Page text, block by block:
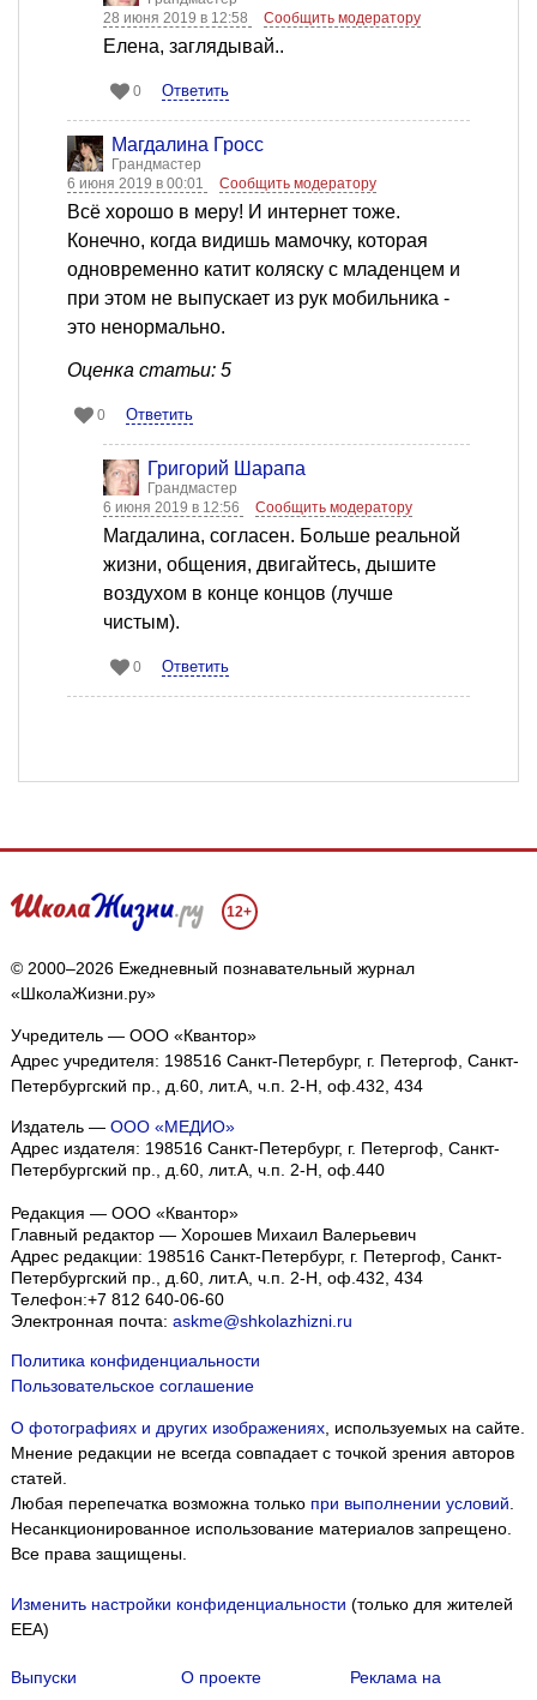
28 июня 2019 в 12:58
Сообщить модератору
Елена, заглядывай..
0 Ответить
Магдалина Гросс
Грандмастер
6 июня 2019 в 00:01
Сообщить модератору
Всё хорошо в меру! И интернет тоже.
Конечно, когда видишь мамочку, которая
одновременно катит коляску с младенцем и
при этом не выпускает из рук мобильника -
это ненормально.
Оценка статьи: 5
0 Ответить
Григорий Шарапа
Грандмастер
6 июня 2019 в 12:56
Сообщить модератору
Магдалина, согласен. Больше реальной
жизни, общения, двигайтесь, дышите
воздухом в конце концов (лучше
чистым).
0 Ответить
12+
© 2000–2026 Ежедневный познавательный журнал
«ШколаЖизни.ру»
Учредитель — ООО «Квантор»
Адрес учредителя: 198516 Санкт-Петербург, г. Петергоф, Санкт-
Петербургский пр., д.60, лит.А, ч.п. 2-Н, оф.432, 434
Издатель — ООО «МЕДИО»
Адрес издателя: 198516 Санкт-Петербург, г. Петергоф, Санкт-
Петербургский пр., д.60, лит.А, ч.п. 2-Н, оф.440
Редакция — ООО «Квантор»
Главный редактор — Хорошев Михаил Валерьевич
Адрес редакции: 198516 Санкт-Петербург, г. Петергоф Санкт-
Петербургский пр., д.60, лит.А, ч.п. 2-Н, оф.432, 434
Телефон:+7 812 640-06-60
Электронная почта: askme@shkolazhizni.ru
Политика конфиденциальности
Пользовательское соглашение
О фотографиях и других изображениях, используемых на сайте.
Мнение редакции не всегда совпадает с точкой зрения авторов
статей.
Любая перепечатка возможна только при выполнении условий
Несанкционированное использование материалов запрещено.
Все права защищены.
Изменить настройки конфиденциальности (только для жителей
EEA)
Выпуски О проекте
Реклама на